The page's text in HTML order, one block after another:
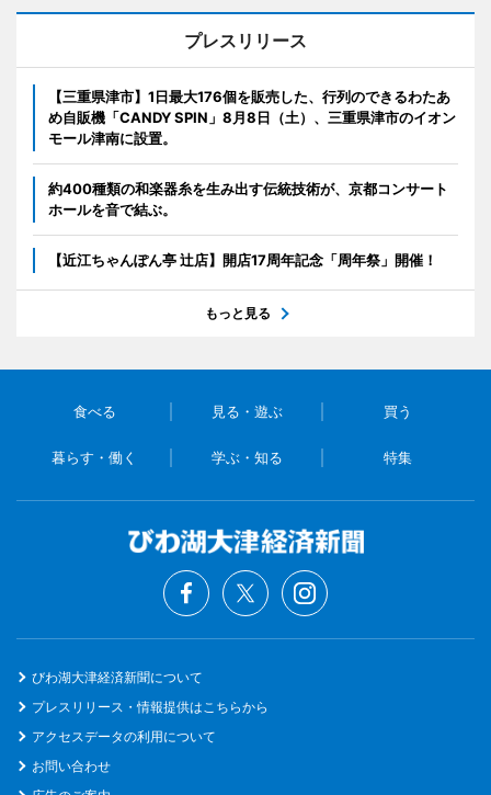
プレスリリース
【三重県津市】1日最大176個を販売した、行列のできるわたあ
め自販機「CANDY SPIN」8月8日（土）、三重県津市のイオン
モール津南に設置。
約400種類の和楽器糸を生み出す伝統技術が、京都コンサート
ホールを音で結ぶ。
【近江ちゃんぽん亭 辻店】開店17周年記念「周年祭」開催！
もっと見る
食べる 見る・遊ぶ 買う
暮らす・働く 学ぶ・知る 特集
びわ湖大津経済新聞について
プレスリリース・情報提供はこちらから
アクセスデータの利用について
お問い合わせ